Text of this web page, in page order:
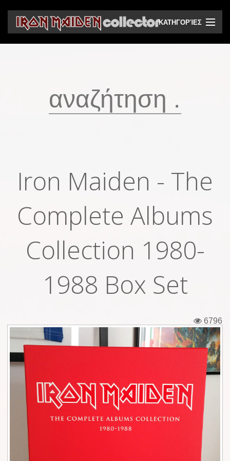
ΚΑΤΗΓΟΡΊΕΣ
CD
Βίντεο bootlegs
Περιοδικά
Εισιτήρια
Καρφίτσες
Καρτ ποστάλ
Πένες
Αυτοκόλλητα
Τηλεκάρτες
Αφίσες
Iron Maiden - The
Complete Albums
Collection 1980-
1988 Box Set
6796